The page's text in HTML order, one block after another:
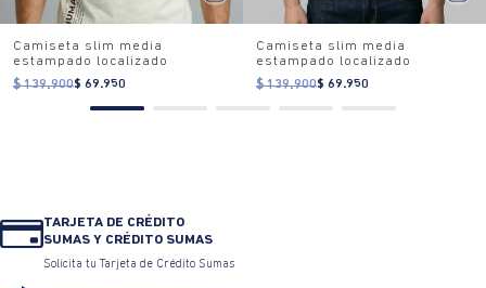
Camiseta slim media
estampado localizado
$ 139.900$ 69.950
Camiseta slim media
estampado localizado
$ 139.900$ 69.950
TARJETA DE CRÉDITO
SUMAS Y CRÉDITO SUMAS
Solicita tu Tarjeta de Crédito Sumas